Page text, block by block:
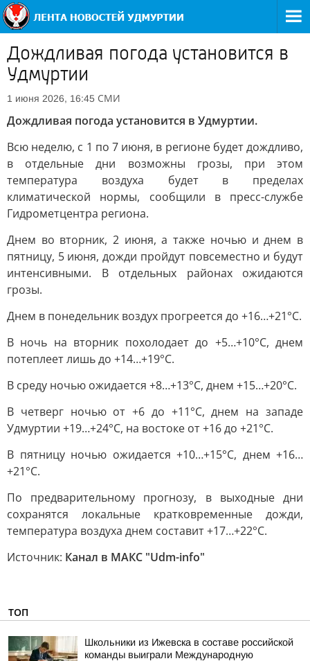
Дождливая погода установится в
Удмуртии
1 июня 2026, 16:45 СМИ
Дождливая погода установится в Удмуртии.
Всю неделю, с 1 по 7 июня, в регионе будет дождливо,
в отдельные дни возможны грозы, при этом
температура воздуха будет в пределах
климатической нормы, сообщили в пресс-службе
Гидрометцентра региона.
Днем во вторник, 2 июня, а также ночью и днем в
пятницу, 5 июня, дожди пройдут повсеместно и будут
интенсивными. В отдельных районах ожидаются
грозы.
Днем в понедельник воздух прогреется до +16…+21°С.
В ночь на вторник похолодает до +5…+10°С, днем
потеплеет лишь до +14…+19°С.
В среду ночью ожидается +8…+13°С, днем +15…+20°С.
В четверг ночью от +6 до +11°С, днем на западе
Удмуртии +19…+24°С, на востоке от +16 до +21°С.
В пятницу ночью ожидается +10…+15°С, днем +16…
+21°С.
По предварительному прогнозу, в выходные дни
сохранятся локальные кратковременные дожди,
температура воздуха днем составит +17…+22°С.
Источник: Канал в МАКС "Udm-info"
ТОП
Школьники из Ижевска в составе российской
команды выиграли Международную